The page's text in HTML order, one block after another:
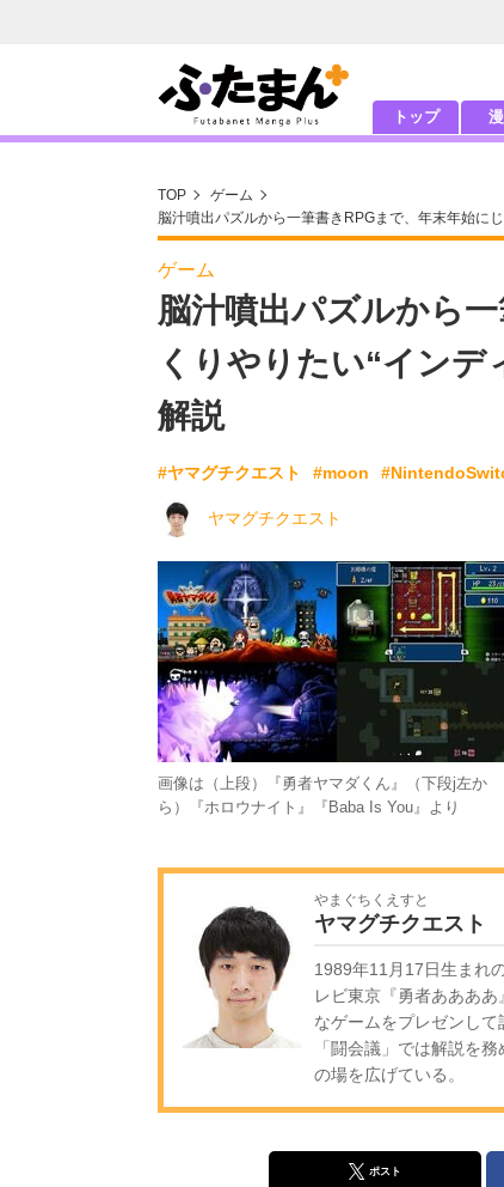
トップ
TOP
ゲーム
脳汁噴出パズルから一筆書きRPGまで、年末年始に
ゲーム
脳汁噴出パズルから
くりやりたい“イン
解説
#ヤマグチクエスト #moon
ヤマグチクエスト
画像は（上段）『勇者ヤマダくん』（下段j左か
ら）『ホロウナイト』『Baba Is You』より
やまぐちくえすと
ヤマグチクエスト
1989年11月17日生まれ
レビ東京『勇者あああ
なゲームをプレゼンし
「闘会議」では解説を
の場を広げている。
ポスト